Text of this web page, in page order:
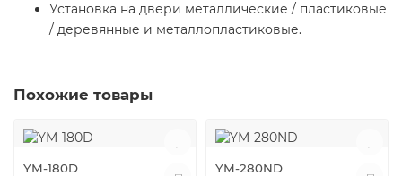
Установка на двери металлические / пластиковые
/ деревянные и металлопластиковые.
Похожие товары
YM-180D YM-280ND